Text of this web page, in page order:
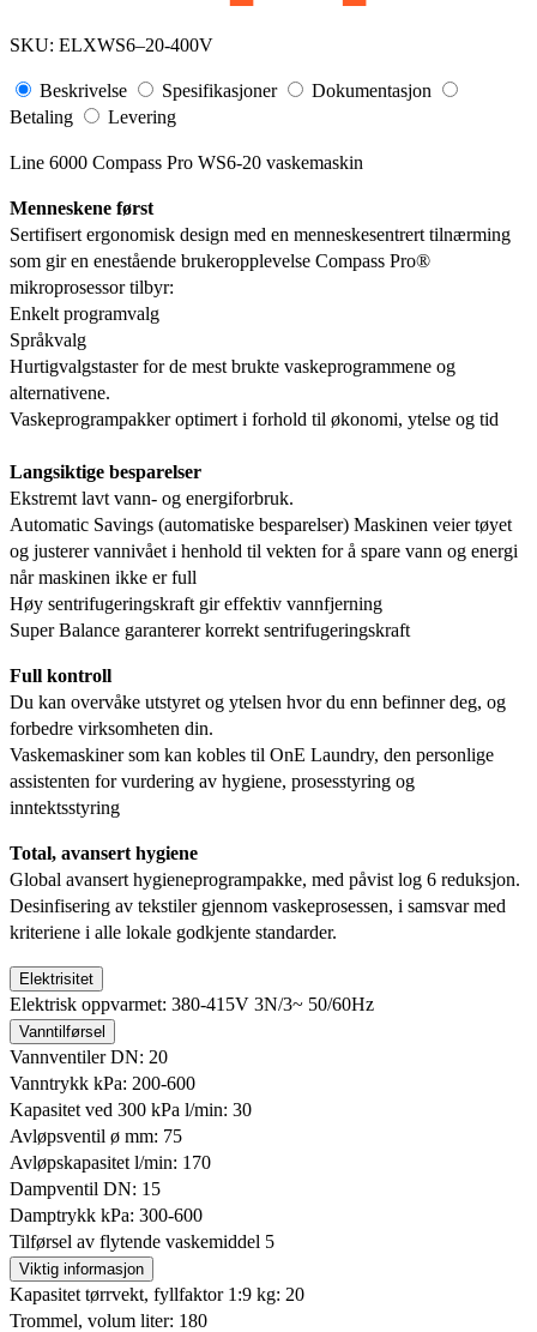
SKU: ELXWS6–20-400V
Beskrivelse Spesifikasjoner
Dokumentasjon
Betaling
Levering
Line 6000 Compass Pro WS6-20 vaskemaskin
Menneskene først
Sertifisert ergonomisk design med en menneskesentrert tilnærming
som gir en enestående brukeropplevelse Compass Pro®
mikroprosessor tilbyr:
Enkelt programvalg
Språkvalg
Hurtigvalgstaster for de mest brukte vaskeprogrammene og
alternativene.
Vaskeprogrampakker optimert i forhold til økonomi, ytelse og tid
Langsiktige besparelser
Ekstremt lavt vann- og energiforbruk.
Automatic Savings (automatiske besparelser) Maskinen veier tøyet
og justerer vannivået i henhold til vekten for å spare vann og energi
når maskinen ikke er full
Høy sentrifugeringskraft gir effektiv vannfjerning
Super Balance garanterer korrekt sentrifugeringskraft
Full kontroll
Du kan overvåke utstyret og ytelsen hvor du enn befinner deg, og
forbedre virksomheten din.
Vaskemaskiner som kan kobles til OnE Laundry, den personlige
assistenten for vurdering av hygiene, prosesstyring og
inntektsstyring
Total, avansert hygiene
Global avansert hygieneprogrampakke, med påvist log 6 reduksjon.
Desinfisering av tekstiler gjennom vaskeprosessen, i samsvar med
kriteriene i alle lokale godkjente standarder.
Elektrisitet
Elektrisk oppvarmet: 380-415V 3N/3~ 50/60Hz
Vanntilførsel
Vannventiler DN: 20
Vanntrykk kPa: 200-600
Kapasitet ved 300 kPa l/min: 30
Avløpsventil ø mm: 75
Avløpskapasitet l/min: 170
Dampventil DN: 15
Damptrykk kPa: 300-600
Tilførsel av flytende vaskemiddel 5
Viktig informasjon
Kapasitet tørrvekt, fyllfaktor 1:9 kg: 20
Trommel, volum liter: 180